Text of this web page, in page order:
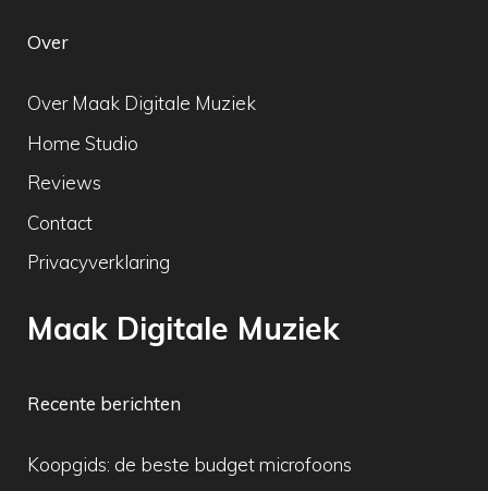
Over
Over Maak Digitale Muziek
Home Studio
Reviews
Contact
Privacyverklaring
Maak Digitale Muziek
Recente berichten
Koopgids: de beste budget microfoons